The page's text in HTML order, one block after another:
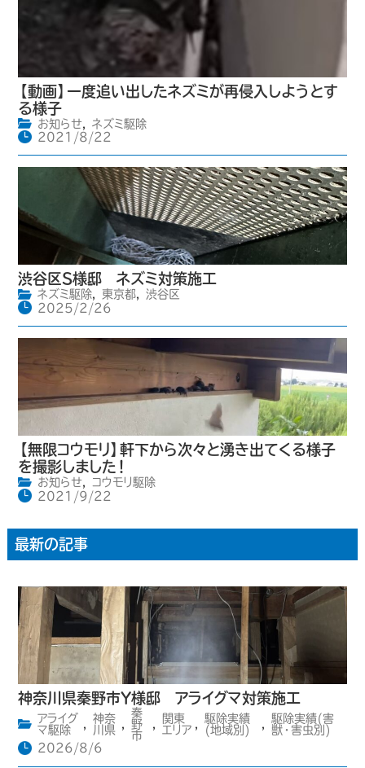
【動画】一度追い出したネズミが再侵入しようとす
る様子
お知らせ,
ネズミ駆除
2021/8/22
渋谷区S様邸 ネズミ対策施工
ネズミ駆除, 東京都,
渋谷区
2025/2/26
【無限コウモリ】軒下から次々と湧き出てくる様子
を撮影しました！
お知らせ,
コウモリ駆除
2021/9/22
最新の記事
神奈川県秦野市Y様邸 アライグマ対策施工
アライグ
マ駆除
,
神奈
川県 ,
秦
野
市
,
関東
エリア ,
駆除実績
(地域別)
,
駆除実績(害
獣・害虫別)
2026/8/6